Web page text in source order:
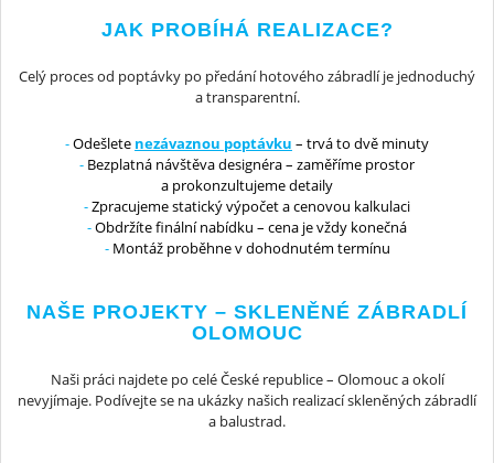
JAK PROBÍHÁ REALIZACE?
Celý proces od poptávky po předání hotového zábradlí je jednoduchý
a transparentní.
Odešlete nezávaznou poptávku – trvá to dvě minuty
Bezplatná návštěva designéra – zaměříme prostor
a prokonzultujeme detaily
Zpracujeme statický výpočet a cenovou kalkulaci
Obdržíte finální nabídku – cena je vždy konečná
Montáž proběhne v dohodnutém termínu
NAŠE PROJEKTY – SKLENĚNÉ ZÁBRADLÍ
OLOMOUC
Naši práci najdete po celé České republice – Olomouc a okolí
nevyjímaje. Podívejte se na ukázky našich realizací skleněných zábradlí
a balustrad.